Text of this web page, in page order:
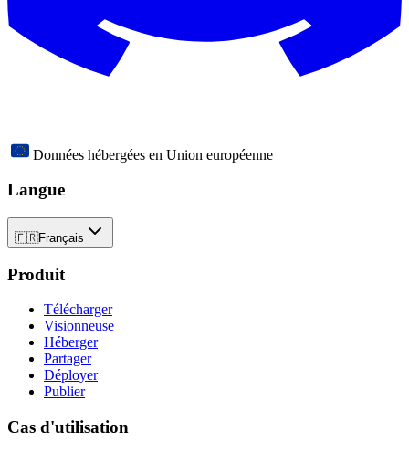
Données hébergées en Union européenne
Langue
🇫🇷Français
Produit
Télécharger
Visionneuse
Héberger
Partager
Déployer
Publier
Cas d'utilisation